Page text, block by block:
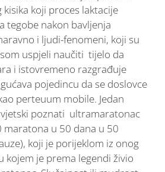
koji proces laktacije
tegobe nakon bavljenja
i ljudi-fenomeni, koji su
uspjeli naučiti tijelo da
i istovremeno razgrađuje
pojedincu da se doslovce
perteuum mobile. Jedan
poznati ultramaratonac
maratona u 50 dana u 50
koji je porijeklom iz onog
kojem je prema legendi živio